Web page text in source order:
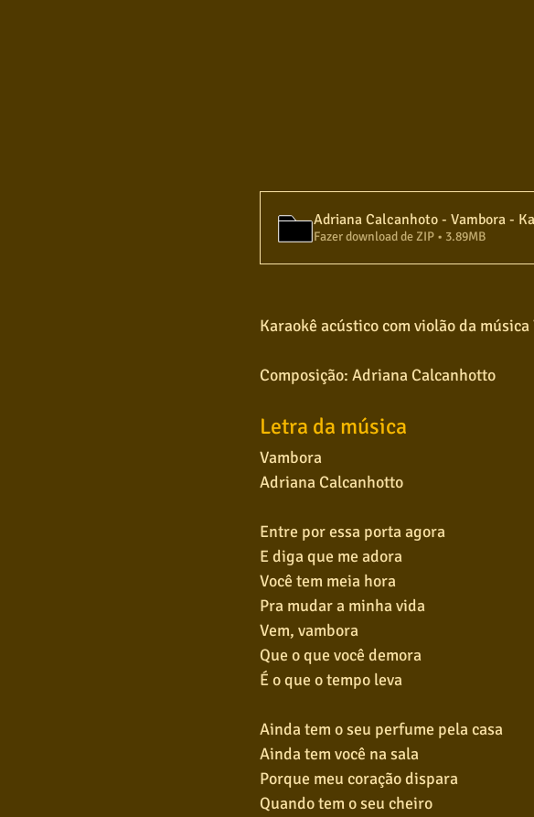
Fazer download de ZIP • 3.89MB
Karaokê acústico com violão da
Composição: Adriana Calcanhotto
Letra da música
Vambora
Adriana Calcanhotto
Entre por essa porta agora
E diga que me adora
Você tem meia hora
Pra mudar a minha vida
Vem, vambora
Que o que você demora
É o que o tempo leva
Ainda tem o seu perfume pela casa
Ainda tem você na sala
Porque meu coração dispara
Quando tem o seu cheiro